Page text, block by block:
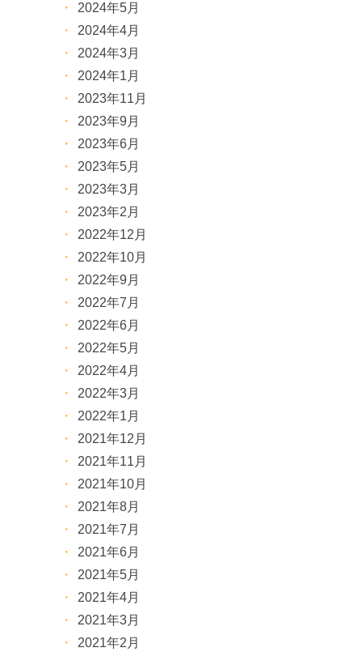
2024年5月
2024年4月
2024年3月
2024年1月
2023年11月
2023年9月
2023年6月
2023年5月
2023年3月
2023年2月
2022年12月
2022年10月
2022年9月
2022年7月
2022年6月
2022年5月
2022年4月
2022年3月
2022年1月
2021年12月
2021年11月
2021年10月
2021年8月
2021年7月
2021年6月
2021年5月
2021年4月
2021年3月
2021年2月